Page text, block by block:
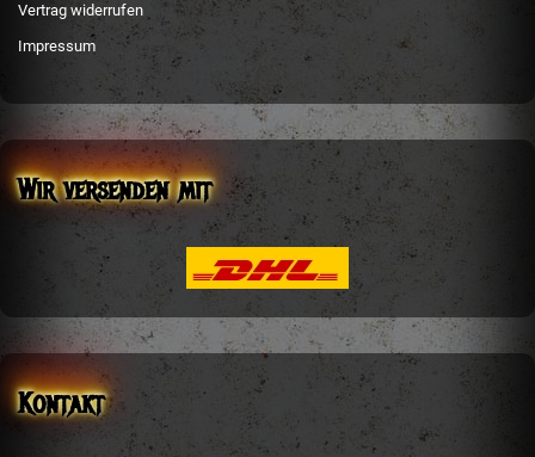
Vertrag widerrufen
Impressum
Wir versenden mit
Kontakt